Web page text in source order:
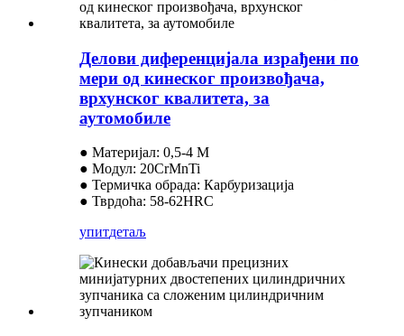
Делови диференцијала израђени по
мери од кинеског произвођача,
врхунског квалитета, за
аутомобиле
● Материјал: 0,5-4 M
● Модул: 20CrMnTi
● Термичка обрада: Карбуризација
● Тврдоћа: 58-62HRC
упитдетаљ